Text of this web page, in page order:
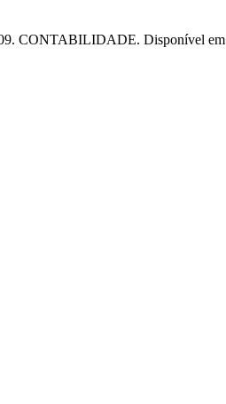
CONTABILIDADE. Disponível em